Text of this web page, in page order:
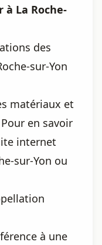
à La Roche-
des
sur-Yon
matériaux et
en savoir
internet
sur-Yon ou
à une